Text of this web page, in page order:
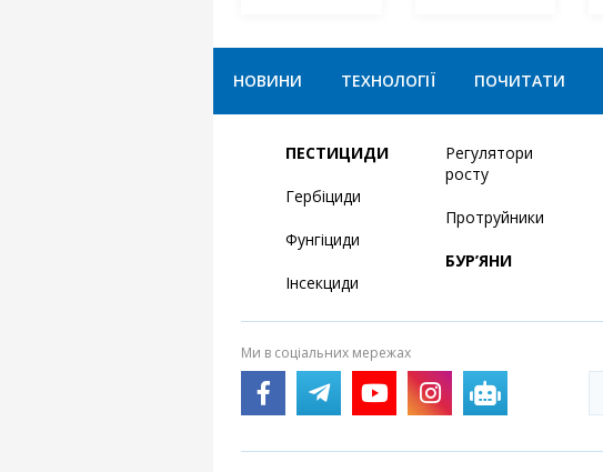
НОВИНИ ТЕХНОЛОГІЇ ПОЧИТАТИ
ПЕСТИЦИДИ
Гербіциди
Фунгіциди
Інсекциди
Регулятори
росту
Протруйники
БУР’ЯНИ
Ми в соціальних мережах